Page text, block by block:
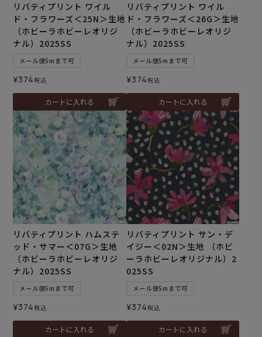
リバティプリント ワイル
ド・フラワーズ＜25N＞生地
（ホビーラホビーレオリジ
ナル）2025SS
メール便5mまで可
¥374税込
カートに入れる
リバティプリント ワイル
ド・フラワーズ＜26G＞生地
（ホビーラホビーレオリジ
ナル）2025SS
メール便5mまで可
¥374税込
カートに入れる
リバティプリント ハムステ
ッド・サマー＜07G＞生地
（ホビーラホビーレオリジ
ナル）2025SS
メール便5mまで可
¥374税込
カートに入れる
リバティプリント サン・デ
イジー＜02N＞生地 （ホビ
ーラホビーレオリジナル）2
025SS
メール便5mまで可
¥374税込
カートに入れる